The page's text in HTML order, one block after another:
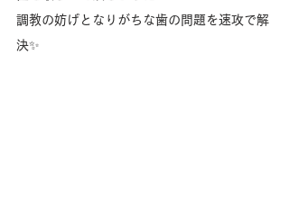
調教の妨げとなりがちな歯の問題を速攻で解
決✨️